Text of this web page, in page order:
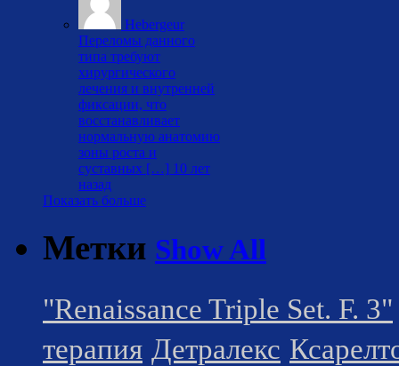
Hebergeur
Переломы данного
типа требуют
хирургического
лечения и внутренней
фиксации, что
восстанавливает
нормальную анатомию
зоны роста и
суставных […] 10 лет
назад
Показать больше
Метки Show All
"Renaissance Triple Set. F. 3"
терапия Детралекс